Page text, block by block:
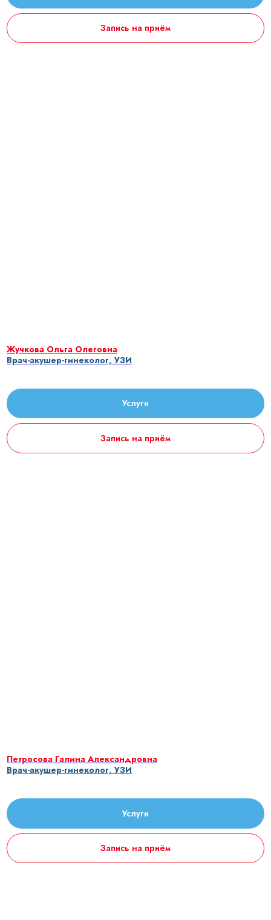
Запись на приём
Жучкова Ольга Олеговна
Врач-акушер-гинеколог, УЗИ
Услуги
Запись на приём
Петросова Галина Александровна
Врач-акушер-гинеколог, УЗИ
Услуги
Запись на приём